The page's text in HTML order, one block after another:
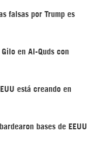
falsas por Trump es
en Al-Quds con
está creando en
bases de EEUU